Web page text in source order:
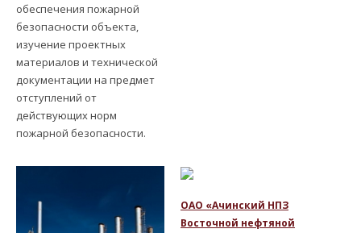
обеспечения пожарной
безопасности объекта,
изучение проектных
материалов и технической
документации на предмет
отступлений от
действующих норм
пожарной безопасности.
ОАО «Ачинский НПЗ
Восточной нефтяной